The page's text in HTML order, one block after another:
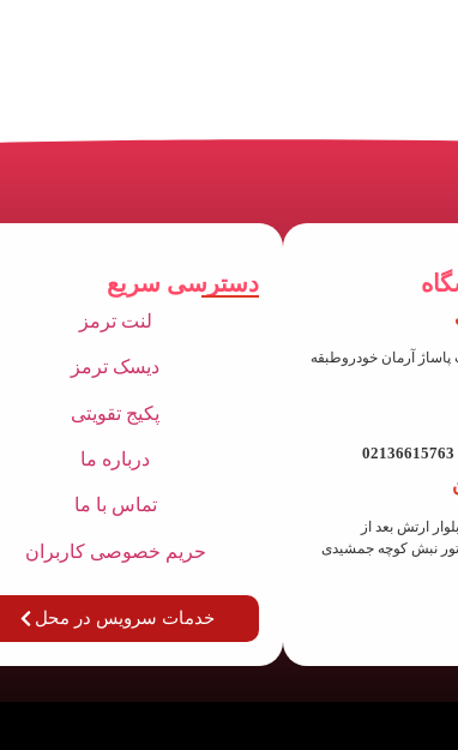
پاساژ آرمان خودروطبقه
ارتش بعد از
نبش کوچه جمشیدی
دسترسی سریع
لنت ترمز
دیسک ترمز
پکیج تقویتی
درباره ما
تماس با ما
حریم خصوصی کاربران
خدمات سرویس در محل